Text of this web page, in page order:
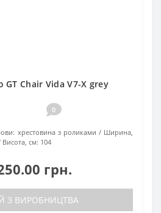
GT Chair Vida V7-X grey
0
хрестовина з роликами
Ширина,
Висота, см: 104
грн.
З ВИРОБНИЦТВА